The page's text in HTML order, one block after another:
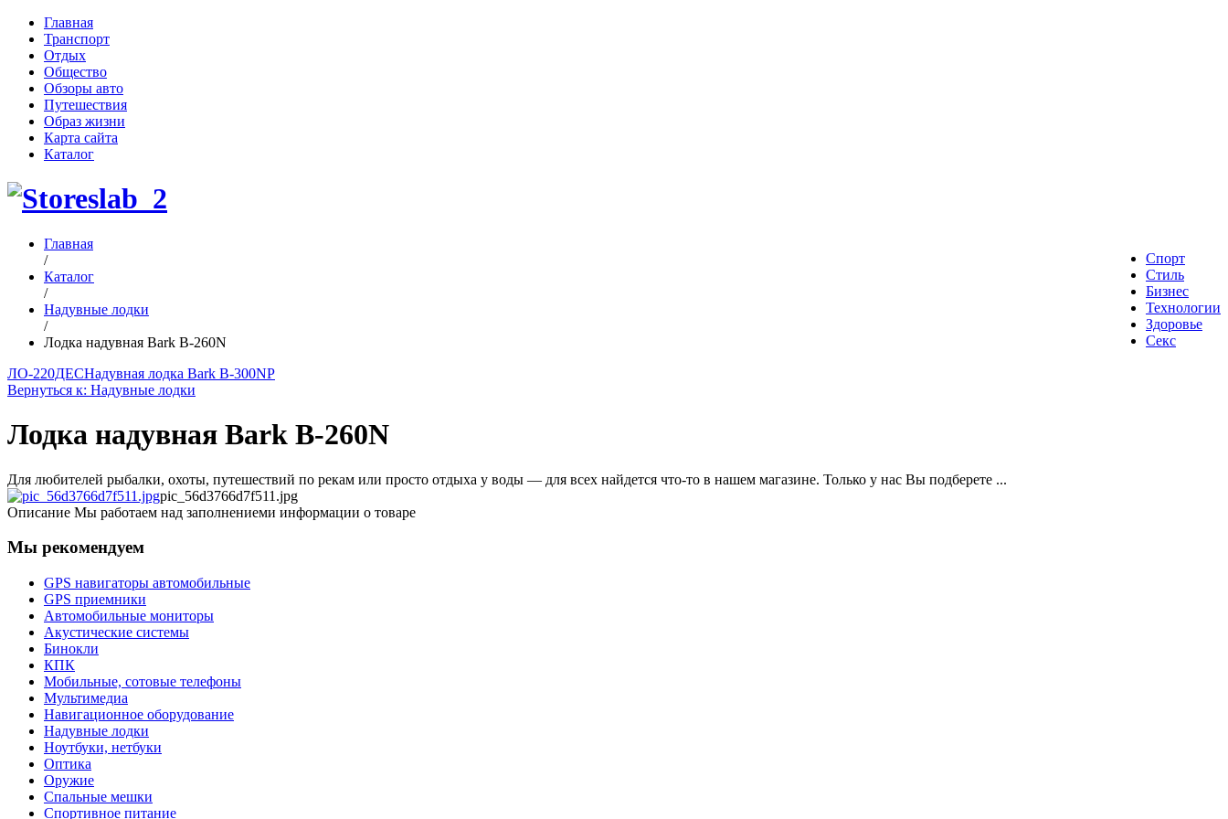
Главная
Транспорт
Отдых
Общество
Обзоры авто
Путешествия
Образ жизни
Карта сайта
Каталог
Спорт
Стиль
Бизнес
Технологии
Здоровье
Секс
Главная
/
Каталог
/
Надувные лодки
/
Лодка надувная Bark B-260N
ЛО-220ДЕСНадувная лодка Bark B-300NP
Вернуться к: Надувные лодки
Лодка надувная Bark B-260N
Для любителей рыбалки, охоты, путешествий по рекам или просто отдыха у воды — для всех найдется что-то в нашем магазине. Только у нас Вы подберете ...
pic_56d3766d7f511.jpg
Описание Мы работаем над заполнениеми информации о товаре
Мы рекомендуем
GPS навигаторы автомобильные
GPS приемники
Автомобильные мониторы
Акустические системы
Бинокли
КПК
Мобильные, сотовые телефоны
Мультимедиа
Навигационное оборудование
Надувные лодки
Ноутбуки, нетбуки
Оптика
Оружие
Спальные мешки
Спортивное питание